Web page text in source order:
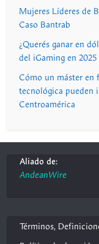
Mujeres Líderes de
Caso Bantrab
¿Querés ganar en
del iGaming en 2025
Cómo un máster en
tecnológica pueden
Centroamérica
Aliado de:
AndeanWire
Términos,